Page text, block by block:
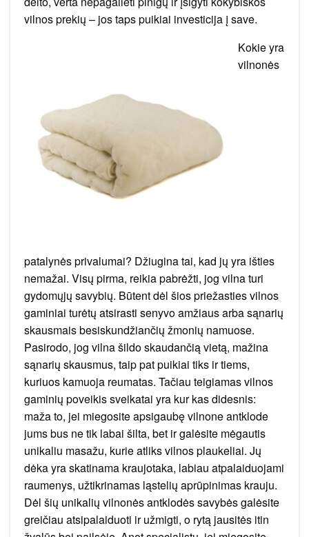
vilnos prekių – jos taps puikiai investicija į save.
Kokie yra
vilnonės
patalynės privalumai? Džiugina tai, kad jų yra išties
nemažai. Visų pirma, reikia pabrėžti, jog vilna turi
gydomųjų savybių. Būtent dėl šios priežasties vilnos
gaminiai turėtų atsirasti senyvo amžiaus arba sąnarių
skausmais besiskundžiančių žmonių namuose.
Pasirodo, jog vilna šildo skaudančią vietą, mažina
sąnarių skausmus, taip pat puikiai tiks ir tiems,
kuriuos kamuoja reumatas. Tačiau teigiamas vilnos
gaminių poveikis sveikatai yra kur kas didesnis:
maža to, jei miegosite apsigaubę vilnone antklode
jums bus ne tik labai šilta, bet ir galėsite mėgautis
unikaliu masažu, kurie atliks vilnos plaukeliai. Jų
dėka yra skatinama kraujotaka, labiau atpalaiduojami
raumenys, užtikrinamas ląstelių aprūpinimas krauju.
Dėl šių unikalių vilnonės antklodės savybės galėsite
greičiau atsipalaiduoti ir užmigti, o rytą jausitės itin